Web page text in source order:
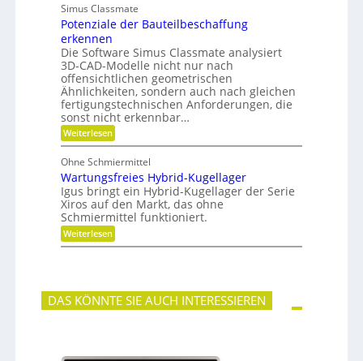
g
g
e
g
r
ü
n
d
e
t
t
e
n
g
e
t
r
i
e
b
e
-
a
m
i
l
i
e
r
m
e
h
r
F
l
e
x
i
b
i
l
i
t
ä
t
Simus Classmate
Potenziale der Bauteilbeschaffung
erkennen
Die Software Simus Classmate analysiert
3D-CAD-Modelle nicht nur nach
offensichtlichen geometrischen
Ähnlichkeiten, sondern auch nach gleichen
fertigungstechnischen Anforderungen, die
sonst nicht erkennbar…
Weiterlesen:
P
t
e
n
z
i
a
l
e
B
a
u
Ohne Schmiermittel
Wartungsfreies Hybrid-Kugellager
Igus bringt ein Hybrid-Kugellager der Serie
Xiros auf den Markt, das ohne
Schmiermittel funktioniert.
Weiterlesen:
W
u
n
g
e
DAS KÖNNTE SIE AUCH INTERESSIEREN